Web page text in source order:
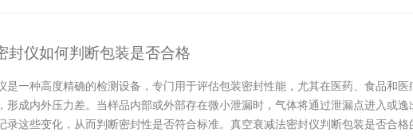
封仪如何判断包装是否合格
是一种高度精确的检测设备，专门用于评估包装密封性能，尤其在医药、食品和
形成内外压力差。当样品内部或外部存在微小泄漏时，气体将通过泄漏点进入或
录这些变化，从而判断密封性是否符合标准。真空衰减法密封仪判断包装是否合